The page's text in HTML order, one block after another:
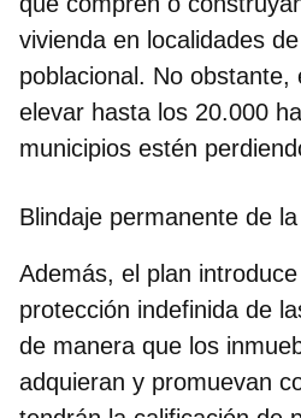
vivienda en localidades
poblacional. No
elevar hasta los 20.000
municipios estén
Blindaje permanente de
Además, el plan
protección indefinida de
de manera que los
adquieran y promuevan